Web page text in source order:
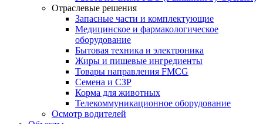
Отраслевые решения
Запасные части и комплектующие
Медицинское и фармакологическое
оборудование
Бытовая техника и электроника
Жиры и пищевые ингредиенты
Товары направления FMCG
Семена и СЗР
Корма для животных
Телекоммуникационное оборудование
Осмотр водителей